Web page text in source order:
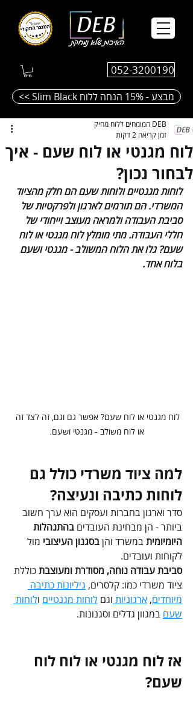
052-3200190
<< Slim Black מבצע - 15% הנחה ללוח
לוח מגנטי או לוח שעם - איך
לבחור נכון?
DEB המומחים ללוח מחיק
זמן קריאה 2 דקות
לוחות מגנטיים ולוחות שעם הם חלק מהציוד
המשרדי. הם תורמים לארגון ולפרקטיות של
סביבת העבודה ולמראה מעוצב וייחודי של
חללי העבודה. מתי מומלץ לוח מגנטי או לוח
שעם? גלו את הלוח המשולב - מגנטי ושעם
בלוח אחד.
לוח מגנטי או לוח שעם? אפשר גם וגם, זה לצד זה
או לוח משולב - מגנטי ושעם.
למה ציוד משרדי כולל גם
לוחות כתיבה ונעיצה?
סדר וארגון בחברות ועסקים הוא ערך חשוב
ביותר - הן מבחינת העובדים בהתנהלות
היומיומית במשרד והן בסגנון העיצובי מול
לקוחות ועובדים.
סביבת עבודה נוחה, מסודרת ומעוצבת כוללת
ציוד משרדי כמו: קלסרים, גיליונות כתיבה
מיוחדים, ארגוניות וגם לוחות מגנטיים ולוחות
שעם במגוון גדלים וסגנונות.
אז לוח מגנטי או לוח לוח
שעם?